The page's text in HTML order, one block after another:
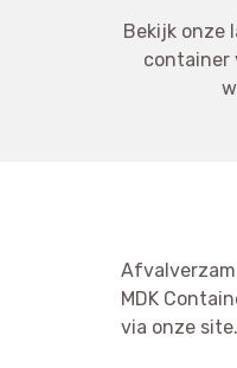
Bekijk onze
container
MDK
via onze